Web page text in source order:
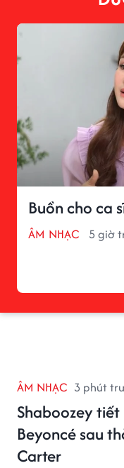
Buồn cho ca
ÂM NHẠC 5 giờ
ÂM NHẠC 3 phút
Shaboozey
Beyoncé sau
Carter